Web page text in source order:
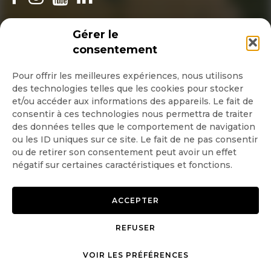
Gérer le
consentement
Pour offrir les meilleures expériences, nous utilisons
des technologies telles que les cookies pour stocker
et/ou accéder aux informations des appareils. Le fait de
consentir à ces technologies nous permettra de traiter
des données telles que le comportement de navigation
ou les ID uniques sur ce site. Le fait de ne pas consentir
ou de retirer son consentement peut avoir un effet
négatif sur certaines caractéristiques et fonctions.
ACCEPTER
REFUSER
VOIR LES PRÉFÉRENCES
INSCRIPTION NEWSLETTER
Quotidienne
Hebdo
OK
Politique de confidentialité